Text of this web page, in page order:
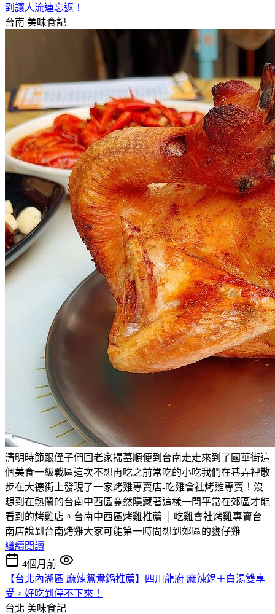
到讓人流連忘返！
台南 美味食記
清明時節跟侄子們回老家掃墓順便到台南走走來到了國華街這
個美食一級戰區這次不想再吃之前常吃的小吃我們在巷弄裡散
步在大德街上發現了一家烤雞專賣店-吃雞會社烤雞專賣！沒
想到在熱鬧的台南中西區竟然隱藏著這樣一間平常在郊區才能
看到的烤雞店。台南中西區烤雞推薦 │ 吃雞會社烤雞專賣台
南店說到台南烤雞大家可能第一時間想到郊區的甕仔雞
繼續閱讀
4個月前
【台北內湖區 麻辣鴛鴦鍋推薦】四川龍府 麻辣鍋＋白湯雙享
受，好吃到停不下來！
台北 美味食記